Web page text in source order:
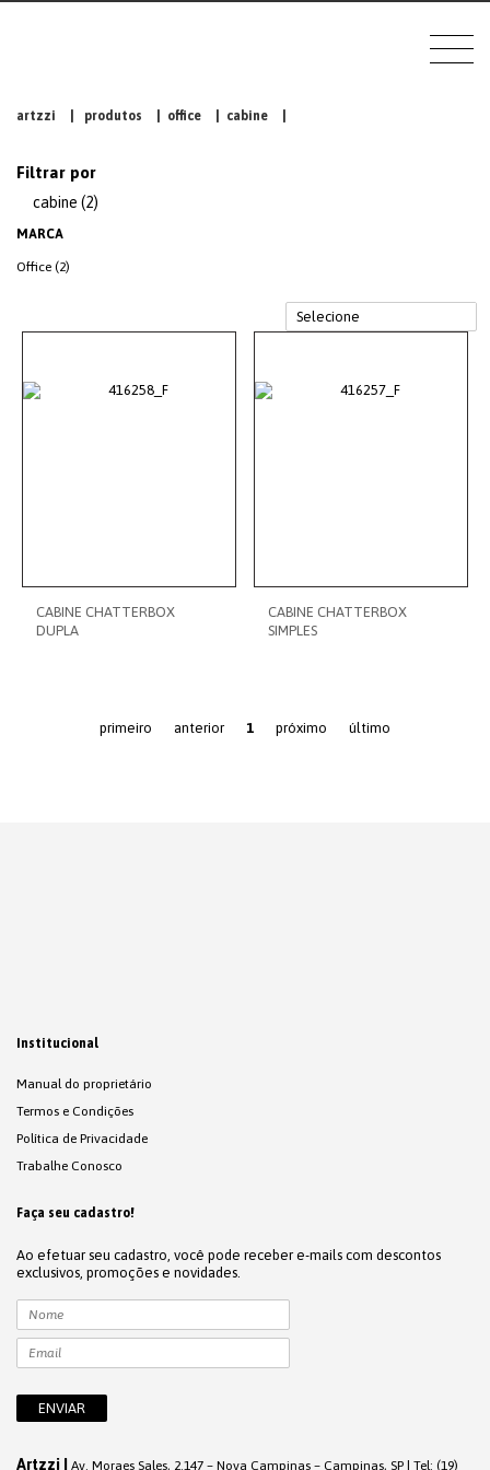
artzzi produtos office cabine
Filtrar por
cabine (2)
MARCA
Office (2)
CABINE CHATTERBOX
DUPLA
CABINE CHATTERBOX
SIMPLES
primeiro anterior 1 próximo último
Institucional
Manual do proprietário
Termos e Condições
Política de Privacidade
Trabalhe Conosco
Faça seu cadastro!
Ao efetuar seu cadastro, você pode receber e-mails com descontos
exclusivos, promoções e novidades.
Artzzi | Av. Moraes Sales, 2.147 – Nova Campinas – Campinas, SP | Tel: (19)